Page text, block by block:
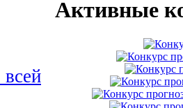
всей
Активные